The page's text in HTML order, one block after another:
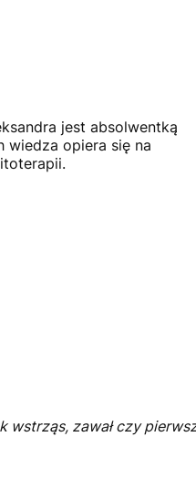
jest absolwentką
wiedza opiera się na
wstrząs, zawał czy